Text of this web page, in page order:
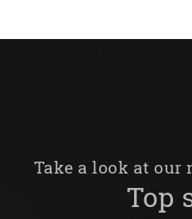
Take a look at
Top